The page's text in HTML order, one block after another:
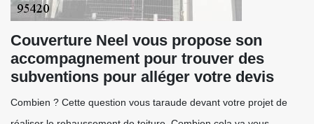
Couverture Neel vous propose son
accompagnement pour trouver des
subventions pour alléger votre devis
Combien ? Cette question vous taraude devant votre projet de